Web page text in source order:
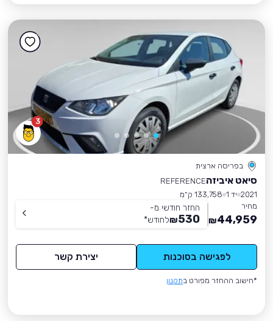
3
בפריסה ארצית
סיאט איביזהREFERENCE
2021 יד 1
133,758 ק״מ
מחיר
44,959
₪
החזר חודשי מ-
530
₪לחודש*
לפגישה בסוכנות יצירת קשר
*חישוב ההחזר מפורט בתקנון